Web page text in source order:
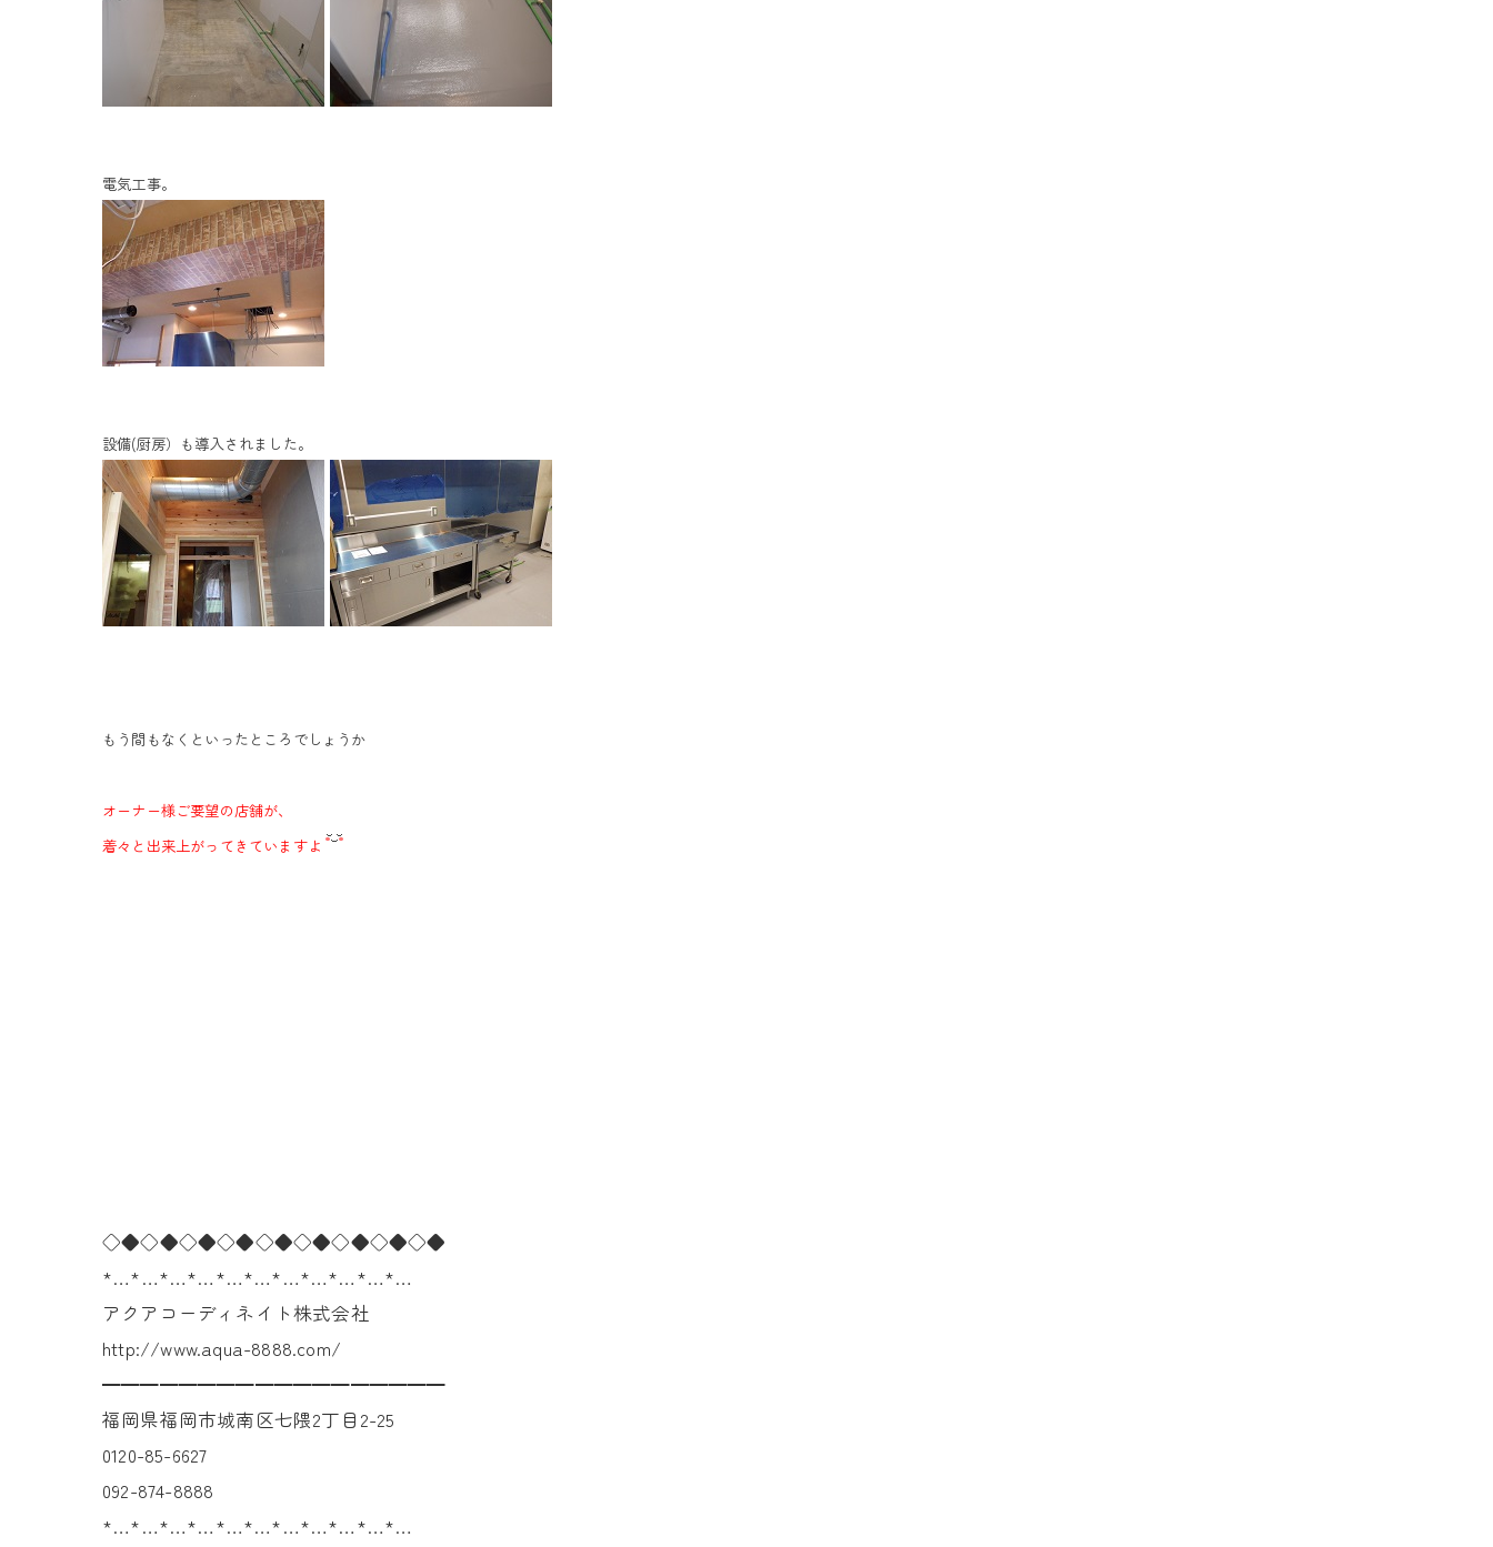
電気工事。
設備(厨房）も導入されました。
もう間もなくといったところでしょうか
オーナー様ご要望の店舗が、
着々と出来上がってきていますよ
◇◆◇◆◇◆◇◆◇◆◇◆◇◆◇◆◇◆
*…*…*…*…*…*…*…*…*…*…*…
アクアコーディネイト株式会社
http://www.aqua-8888.com/
━━━━━━━━━━━━━━━━━━
福岡県福岡市城南区七隈2丁目2-25
0120-85-6627
092-874-8888
*…*…*…*…*…*…*…*…*…*…*…